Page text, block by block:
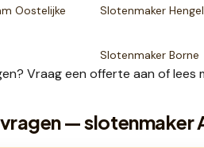
Oostelijke
Slotenmaker
Slotenmaker Borne
Vraag een offerte aan of lees
— slotenmaker